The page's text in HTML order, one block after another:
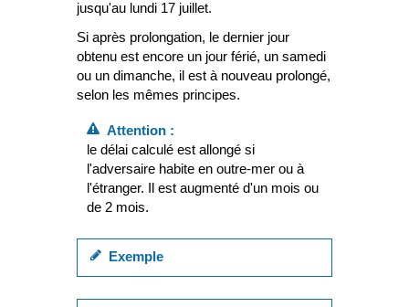
jusqu'au lundi 17 juillet.
Si après prolongation, le dernier jour
obtenu est encore un jour férié, un samedi
ou un dimanche, il est à nouveau prolongé,
selon les mêmes principes.
Attention :
le délai calculé est allongé si
l'adversaire habite en outre-mer ou à
l'étranger. Il est augmenté d'un mois ou
de 2 mois.
Exemple